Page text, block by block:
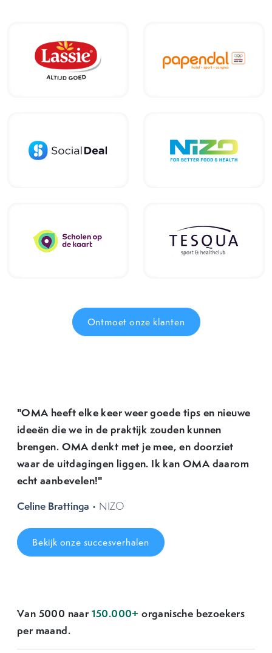
Ontmoet onze klanten
"OMA heeft elke keer weer goede tips en nieuwe
ideeën die we in de praktijk zouden kunnen
brengen. OMA denkt met je mee, en doorziet
waar de uitdagingen liggen. Ik kan OMA daarom
echt aanbevelen!"
Celine Brattinga • NIZO
Bekijk onze succesverhalen
Van 5000 naar150.000+ organische bezoekers
per maand.
Previous